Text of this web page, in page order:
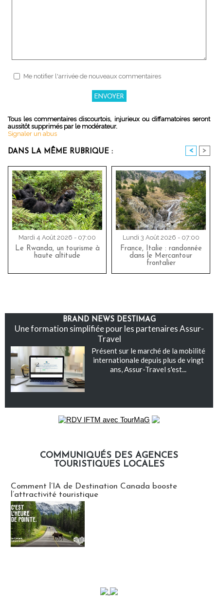
Me notifier l'arrivée de nouveaux commentaires
Tous les commentaires discourtois, injurieux ou diffamatoires seront
aussitôt supprimés par le modérateur.
Signaler un abus
DANS LA MÊME RUBRIQUE : < >
Mardi 4 Août 2026 - 07:00
Le Rwanda, un tourisme à
haute altitude
Lundi 3 Août 2026 - 07:00
France, Italie : randonnée
dans le Mercantour
frontalier
BRAND NEWS DESTIMAG
Une formation simplifiée pour les partenaires Assur-
Travel
Présent sur le marché de la mobilité
internationale depuis plus de vingt
ans, Assur-Travel s'est...
COMMUNIQUÉS DES AGENCES
TOURISTIQUES LOCALES
Comment l’IA de Destination Canada booste
l’attractivité touristique